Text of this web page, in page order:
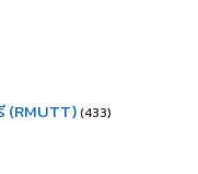
(RMUTT)(433)